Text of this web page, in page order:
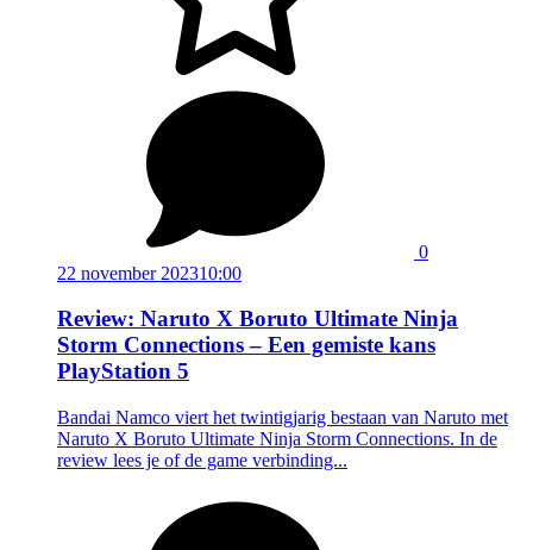
0
22 november 202310:00
Review: Naruto X Boruto Ultimate Ninja
Storm Connections – Een gemiste kans
PlayStation 5
Bandai Namco viert het twintigjarig bestaan van Naruto met
Naruto X Boruto Ultimate Ninja Storm Connections. In de
review lees je of de game verbinding...